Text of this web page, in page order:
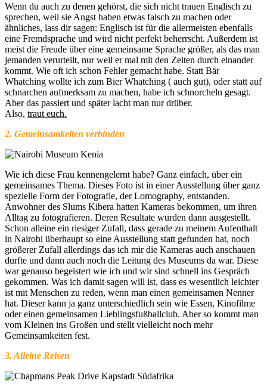
Wenn du auch zu denen gehörst, die sich nicht trauen Englisch zu
sprechen, weil sie Angst haben etwas falsch zu machen oder
ähnliches, lass dir sagen: Englisch ist für die allermeisten ebenfalls
eine Fremdsprache und wird nicht perfekt beherrscht. Außerdem ist
meist die Freude über eine gemeinsame Sprache größer, als das man
jemanden verurteilt, nur weil er mal mit den Zeiten durch einander
kommt. Wie oft ich schon Fehler gemacht habe. Statt Bär
Whatching wollte ich zum Bier Whatching ( auch gut), oder statt auf
schnarchen aufmerksam zu machen, habe ich schnorcheln gesagt.
Aber das passiert und später lacht man nur drüber.
Also, traut euch.
2. Gemeinsamkeiten verbinden
Wie ich diese Frau kennengelernt habe? Ganz einfach, über ein
gemeinsames Thema. Dieses Foto ist in einer Ausstellung über ganz
spezielle Form der Fotografie, der Lomography, entstanden.
Anwohner des Slums Kibera hatten Kameras bekommen, um ihren
Alltag zu fotografieren. Deren Resultate wurden dann ausgestellt.
Schon alleine ein riesiger Zufall, dass gerade zu meinem Aufenthalt
in Nairobi überhaupt so eine Ausstellung statt gefunden hat, noch
größerer Zufall allerdings das ich mir die Kameras auch anschauen
durfte und dann auch noch die Leitung des Museums da war. Diese
war genauso begeistert wie ich und wir sind schnell ins Gespräch
gekommen. Was ich damit sagen will ist, dass es wesentlich leichter
ist mit Menschen zu reden, wenn man einen gemeinsamen Nenner
hat. Dieser kann ja ganz unterschiedlich sein wie Essen, Kinofilme
oder einen gemeinsamen Lieblingsfußballclub. Aber so kommt man
vom Kleinen ins Großen und stellt vielleicht noch mehr
Gemeinsamkeiten fest.
3. Alleine Reisen